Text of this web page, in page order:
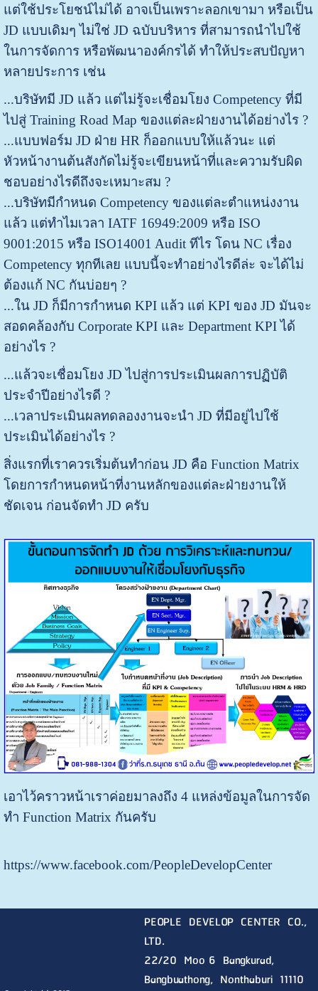
แต่ใช้ประโยชน์ไม่ได้ อาจเป็นเพราะลอกเขามา หรือเป็น
JD แบบเดิมๆ ไม่ใช่ JD ฉบับบริหาร ที่สามารถนำไปใช้
ในการจัดการ หรือพัฒนาองค์กรได้ ทำให้ประสบปัญหา
หลายประการ เช่น
...บริษัทมี JD แล้ว แต่ไม่รู้จะเชื่อมโยง Competency ที่มี
ไปสู่ Training Road Map ของแต่ละฝ่ายงานได้อย่างไร ?
...แบบฟอร์ม JD ฝ่าย HR ก็ออกแบบให้แล้วนะ แต่
หัวหน้างานต้นสังกัดไม่รู้จะเขียนหน้าที่และความรับผิด
ชอบอย่างไรดีถึงจะเหมาะสม ?
...บริษัทมีกำหนด Competency ของแต่ละตำแหน่งงาน
แล้ว แต่ทำไมเวลา IATF 16949:2009 หรือ ISO
9001:2015 หรือ ISO14001 Audit ทีไร โดน NC เรื่อง
Competency ทุกทีเลย แบบนี้จะทำอย่างไรดีล่ะ จะได้ไม่
ต้องแก้ NC กันบ่อยๆ ?
...ใน JD ก็มีการกำหนด KPI แล้ว แต่ KPI ของ JD มันจะ
สอดคล้องกับ Corporate KPI และ Department KPI ได้
อย่างไร ?
...แล้วจะเชื่อมโยง JD ไปสู่การประเมินผลการปฏิบัติ
ประจำปีอย่างไรดี ?
...เวลาประเมินผลทดลองงานจะนำ JD ที่มีอยู่ไปใช้
ประเมินได้อย่างไร ?
สิ่งแรกที่เราควรเริ่มต้นทำก่อน JD คือ Function Matrix
โดยการกำหนดหน้าที่งานหลักของแต่ละฝ่ายงานให้
ชัดเจน ก่อนจัดทำ JD ครับ
เอาไว้คราวหน้าเราค่อยมาลงถึง 4 แหล่งข้อมูลในการจัด
ทำ Function Matrix กันครับ
https://www.facebook.com/PeopleDevelopCenter
PEOPLE DEVELOP CENTER CO.,
LTD.
22/20 Moo 6 Bangkurad,
Bangbuathong, Nonthaburi 11110